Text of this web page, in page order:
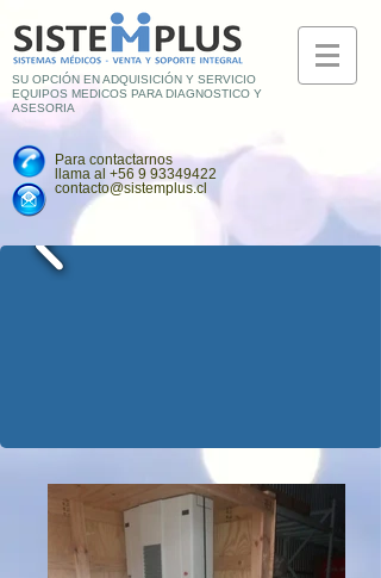
SU OPCIÓN EN ADQUISICIÓN Y SERVICIO
EQUIPOS MEDICOS PARA DIAGNOSTICO Y
ASESORIA
Para contactarnos
llama al +56 9 93349422
contacto@sistemplus.cl